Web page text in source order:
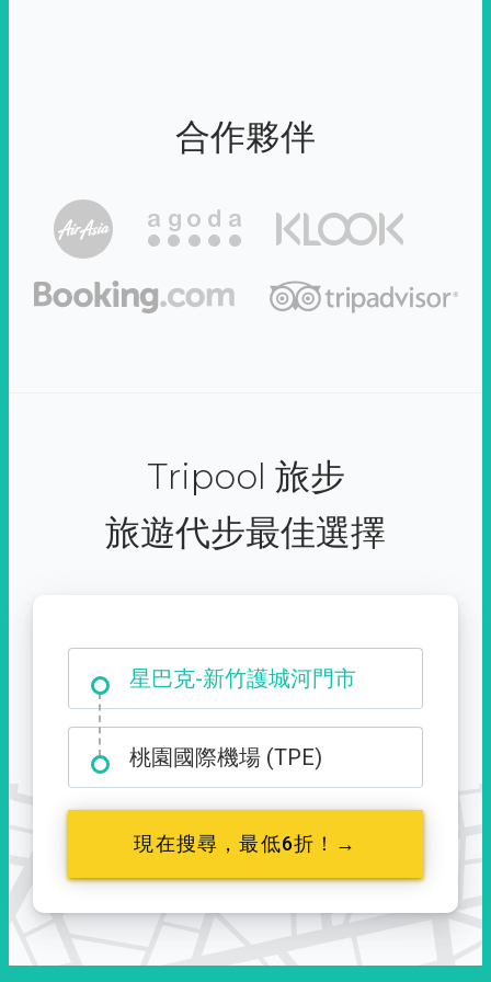
合作夥伴
Tripool 旅步
旅遊代步最佳選擇
大霸尖山登山口
桃園國際機場 (TPE)
現在搜尋，最低6折！→